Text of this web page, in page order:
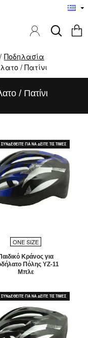
Ποδηλασία
/ Πατίνι
/ Πατίνι
ΣΥΝΔΕΘΕΙΤΕ ΓΙΑ ΝΑ ΔΕΙΤΕ ΤΙΣ ΤΙΜΕΣ
ONE SIZE
Κράνος για
Πόλης YZ-11
Μπλε
ΣΥΝΔΕΘΕΙΤΕ ΓΙΑ ΝΑ ΔΕΙΤΕ ΤΙΣ ΤΙΜΕΣ